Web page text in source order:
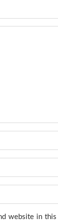
website in